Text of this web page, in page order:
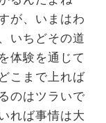
が、いまはわ
いちどその道
体験を通じて
こまで上れば
のはツラいで
れば事情は大